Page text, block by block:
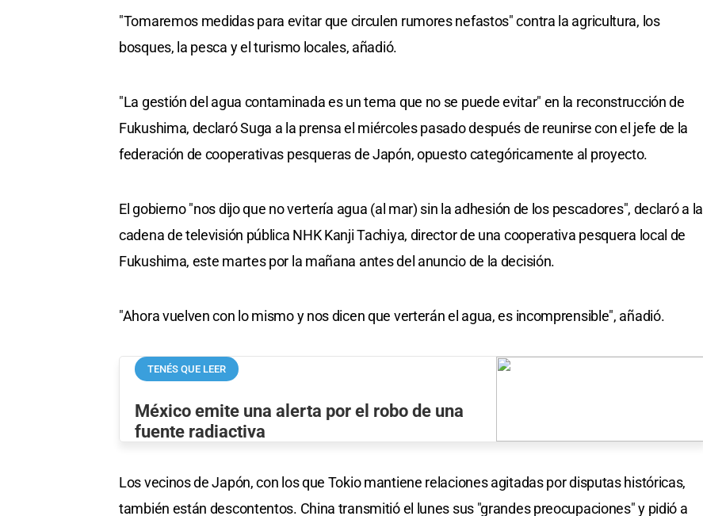
"Tomaremos medidas para evitar que circulen rumores nefastos" contra la agricultura, los
bosques, la pesca y el turismo locales, añadió.
"La gestión del agua contaminada es un tema que no se puede evitar" en la reconstrucción de
Fukushima, declaró Suga a la prensa el miércoles pasado después de reunirse con el jefe de la
federación de cooperativas pesqueras de Japón, opuesto categóricamente al proyecto.
El gobierno "nos dijo que no vertería agua (al mar) sin la adhesión de los pescadores", declaró a la
cadena de televisión pública NHK Kanji Tachiya, director de una cooperativa pesquera local de
Fukushima, este martes por la mañana antes del anuncio de la decisión.
"Ahora vuelven con lo mismo y nos dicen que verterán el agua, es incomprensible", añadió.
TENÉS QUE LEER
México emite una alerta por el robo de una
fuente radiactiva
Los vecinos de Japón, con los que Tokio mantiene relaciones agitadas por disputas históricas,
también están descontentos. China transmitió el lunes sus "grandes preocupaciones" y pidió a